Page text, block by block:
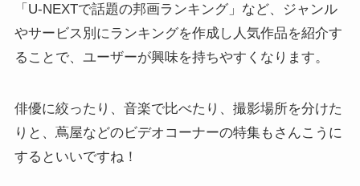
「U-NEXTで話題の邦画ランキング」など、ジャンル
やサービス別にランキングを作成し人気作品を紹介す
ることで、ユーザーが興味を持ちやすくなります。
俳優に絞ったり、音楽で比べたり、撮影場所を分けた
りと、蔦屋などのビデオコーナーの特集もさんこうに
するといいですね！